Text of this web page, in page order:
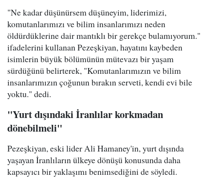
"Ne kadar düşünürsem düşüneyim, liderimizi,
komutanlarımızı ve bilim insanlarımızı neden
öldürdüklerine dair mantıklı bir gerekçe bulamıyorum."
ifadelerini kullanan Pezeşkiyan, hayatını kaybeden
isimlerin büyük bölümünün mütevazı bir yaşam
sürdüğünü belirterek, "Komutanlarımızın ve bilim
insanlarımızın çoğunun bırakın serveti, kendi evi bile
yoktu." dedi.
"Yurt dışındaki İranlılar korkmadan
dönebilmeli"
Pezeşkiyan, eski lider Ali Hamaney'in, yurt dışında
yaşayan İranlıların ülkeye dönüşü konusunda daha
kapsayıcı bir yaklaşımı benimsediğini de söyledi.